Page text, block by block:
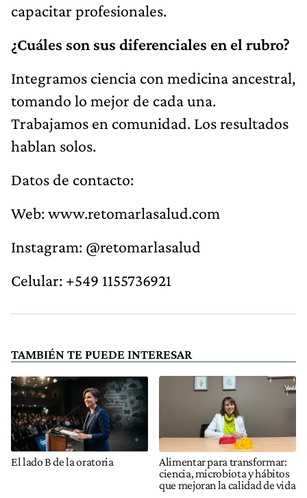
capacitar profesionales.
¿Cuáles son sus diferenciales en el rubro?
Integramos ciencia con medicina ancestral,
tomando lo mejor de cada una.
Trabajamos en comunidad. Los resultados
hablan solos.
Datos de contacto:
Web: www.retomarlasalud.com
Instagram: @retomarlasalud
Celular: +549 1155736921
TAMBIÉN TE PUEDE INTERESAR
El lado B de la oratoria
Alimentar para transformar:
ciencia, microbiota y hábitos
que mejoran la calidad de vida